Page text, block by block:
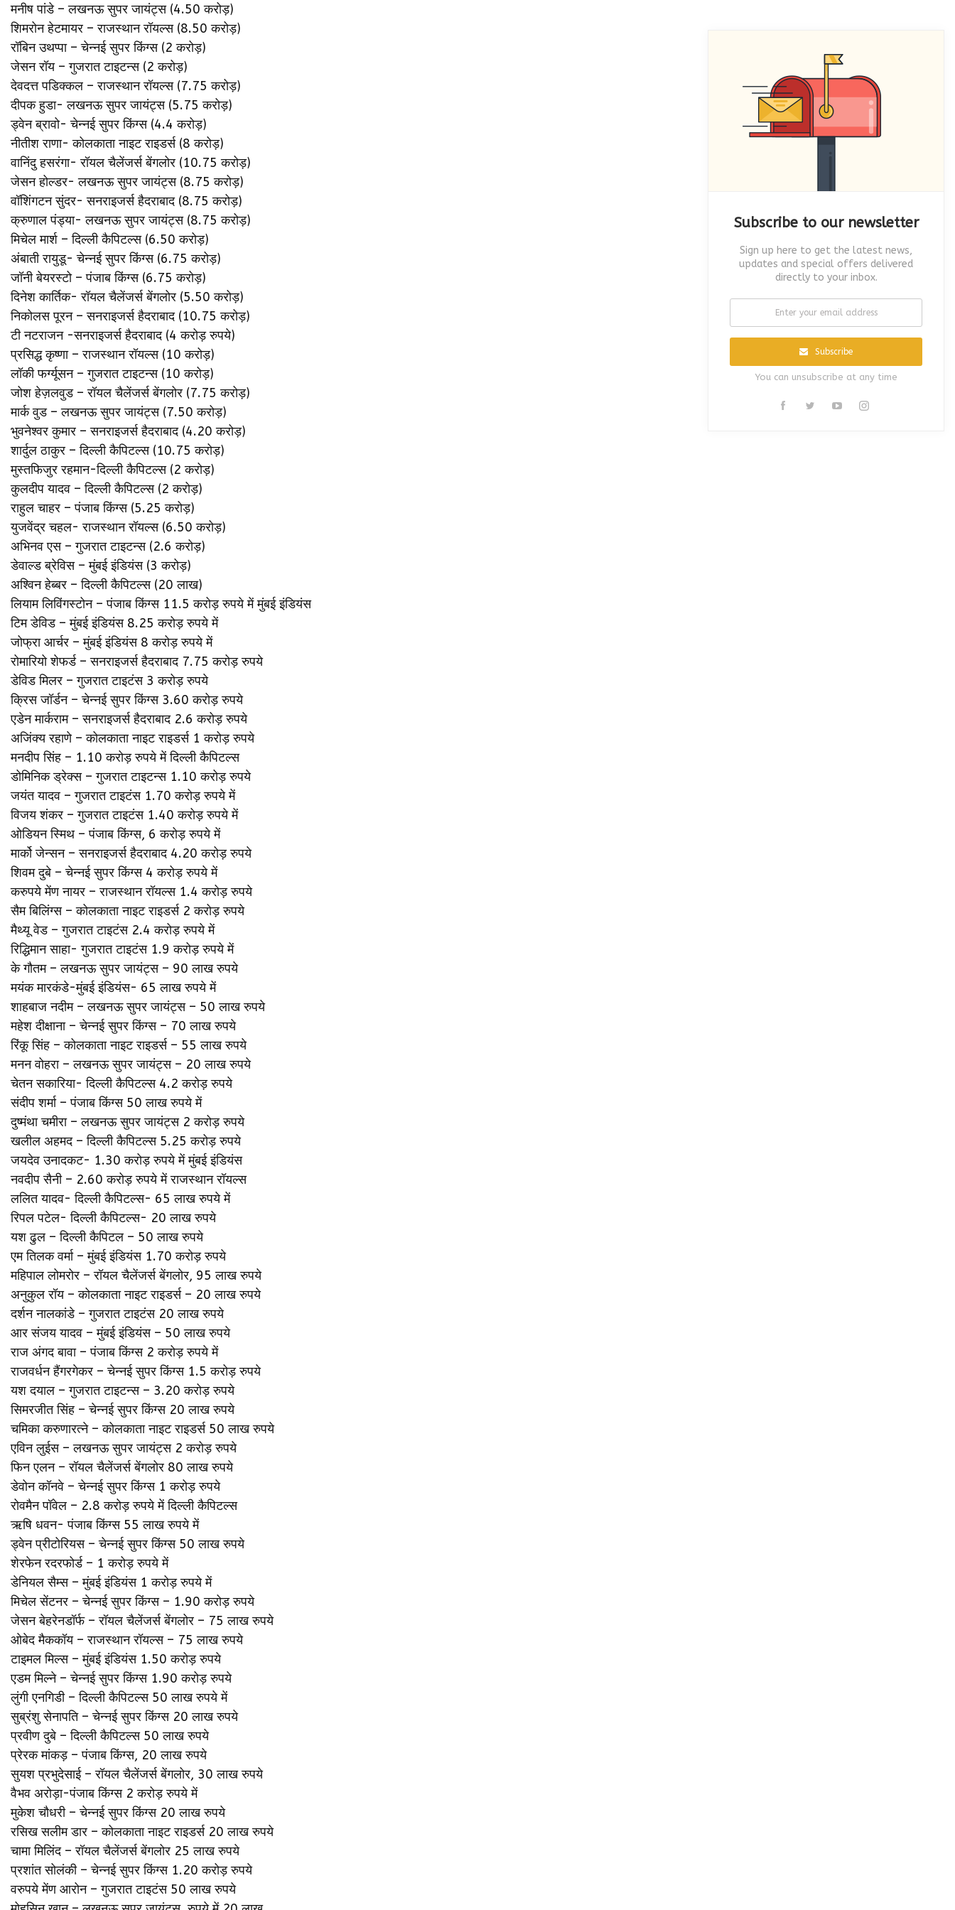
मनीष पांडे – लखनऊ सुपर जायंट्स (4.50 करोड़)
शिमरोन हेटमायर – राजस्थान रॉयल्स (8.50 करोड़)
रॉबिन उथप्पा – चेन्नई सुपर किंग्स (2 करोड़)
जेसन रॉय – गुजरात टाइटन्स (2 करोड़)
देवदत्त पडिक्कल – राजस्थान रॉयल्स (7.75 करोड़)
दीपक हुडा- लखनऊ सुपर जायंट्स (5.75 करोड़)
ड्वेन ब्रावो- चेन्नई सुपर किंग्स (4.4 करोड़)
नीतीश राणा- कोलकाता नाइट राइडर्स (8 करोड़)
वानिंदु हसरंगा- रॉयल चैलेंजर्स बेंगलोर (10.75 करोड़)
जेसन होल्डर- लखनऊ सुपर जायंट्स (8.75 करोड़)
वॉशिंगटन सुंदर- सनराइजर्स हैदराबाद (8.75 करोड़)
क्रुणाल पंड्या- लखनऊ सुपर जायंट्स (8.75 करोड़)
मिचेल मार्श – दिल्ली कैपिटल्स (6.50 करोड़)
अंबाती रायुडू- चेन्नई सुपर किंग्स (6.75 करोड़)
जॉनी बेयरस्टो – पंजाब किंग्स (6.75 करोड़)
दिनेश कार्तिक- रॉयल चैलेंजर्स बेंगलोर (5.50 करोड़)
निकोलस पूरन – सनराइजर्स हैदराबाद (10.75 करोड़)
टी नटराजन -सनराइजर्स हैदराबाद (4 करोड़ रुपये)
प्रसिद्ध कृष्णा – राजस्थान रॉयल्स (10 करोड़)
लॉकी फर्ग्यूसन – गुजरात टाइटन्स (10 करोड़)
जोश हेज़लवुड – रॉयल चैलेंजर्स बेंगलोर (7.75 करोड़)
मार्क वुड – लखनऊ सुपर जायंट्स (7.50 करोड़)
भुवनेश्वर कुमार – सनराइजर्स हैदराबाद (4.20 करोड़)
शार्दुल ठाकुर – दिल्ली कैपिटल्स (10.75 करोड़)
मुस्तफिजुर रहमान-दिल्ली कैपिटल्स (2 करोड़)
कुलदीप यादव – दिल्ली कैपिटल्स (2 करोड़)
राहुल चाहर – पंजाब किंग्स (5.25 करोड़)
युजवेंद्र चहल- राजस्थान रॉयल्स (6.50 करोड़)
अभिनव एस – गुजरात टाइटन्स (2.6 करोड़)
डेवाल्ड ब्रेविस – मुंबई इंडियंस (3 करोड़)
अश्विन हेब्बर – दिल्ली कैपिटल्स (20 लाख)
लियाम लिविंगस्टोन – पंजाब किंग्स 11.5 करोड़ रुपये में मुंबई इंडियंस
टिम डेविड – मुंबई इंडियंस 8.25 करोड़ रुपये में
जोफ्रा आर्चर – मुंबई इंडियंस 8 करोड़ रुपये में
रोमारियो शेफर्ड – सनराइजर्स हैदराबाद 7.75 करोड़ रुपये
डेविड मिलर – गुजरात टाइटंस 3 करोड़ रुपये
क्रिस जॉर्डन – चेन्नई सुपर किंग्स 3.60 करोड़ रुपये
एडेन मार्कराम – सनराइजर्स हैदराबाद 2.6 करोड़ रुपये
अजिंक्य रहाणे – कोलकाता नाइट राइडर्स 1 करोड़ रुपये
मनदीप सिंह – 1.10 करोड़ रुपये में दिल्ली कैपिटल्स
डोमिनिक ड्रेक्स – गुजरात टाइटन्स 1.10 करोड़ रुपये
जयंत यादव – गुजरात टाइटंस 1.70 करोड़ रुपये में
विजय शंकर – गुजरात टाइटंस 1.40 करोड़ रुपये में
ओडियन स्मिथ – पंजाब किंग्स, 6 करोड़ रुपये में
मार्को जेन्सन – सनराइजर्स हैदराबाद 4.20 करोड़ रुपये
शिवम दुबे – चेन्नई सुपर किंग्स 4 करोड़ रुपये में
करुपये मेंण नायर – राजस्थान रॉयल्स 1.4 करोड़ रुपये
सैम बिलिंग्स – कोलकाता नाइट राइडर्स 2 करोड़ रुपये
मैथ्यू वेड – गुजरात टाइटंस 2.4 करोड़ रुपये में
रिद्धिमान साहा- गुजरात टाइटंस 1.9 करोड़ रुपये में
के गौतम – लखनऊ सुपर जायंट्स – 90 लाख रुपये
मयंक मारकंडे-मुंबई इंडियंस- 65 लाख रुपये में
शाहबाज नदीम – लखनऊ सुपर जायंट्स – 50 लाख रुपये
महेश दीक्षाना – चेन्नई सुपर किंग्स – 70 लाख रुपये
रिंकू सिंह – कोलकाता नाइट राइडर्स – 55 लाख रुपये
मनन वोहरा – लखनऊ सुपर जायंट्स – 20 लाख रुपये
चेतन सकारिया- दिल्ली कैपिटल्स 4.2 करोड़ रुपये
संदीप शर्मा – पंजाब किंग्स 50 लाख रुपये में
दुष्मंथा चमीरा – लखनऊ सुपर जायंट्स 2 करोड़ रुपये
खलील अहमद – दिल्ली कैपिटल्स 5.25 करोड़ रुपये
जयदेव उनादकट- 1.30 करोड़ रुपये में मुंबई इंडियंस
नवदीप सैनी – 2.60 करोड़ रुपये में राजस्थान रॉयल्स
ललित यादव- दिल्ली कैपिटल्स- 65 लाख रुपये में
रिपल पटेल- दिल्ली कैपिटल्स- 20 लाख रुपये
यश ढुल – दिल्ली कैपिटल – 50 लाख रुपये
एम तिलक वर्मा – मुंबई इंडियंस 1.70 करोड़ रुपये
महिपाल लोमरोर – रॉयल चैलेंजर्स बेंगलोर, 95 लाख रुपये
अनुकुल रॉय – कोलकाता नाइट राइडर्स – 20 लाख रुपये
दर्शन नालकांडे – गुजरात टाइटंस 20 लाख रुपये
आर संजय यादव – मुंबई इंडियंस – 50 लाख रुपये
राज अंगद बावा – पंजाब किंग्स 2 करोड़ रुपये में
राजवर्धन हैंगरगेकर – चेन्नई सुपर किंग्स 1.5 करोड़ रुपये
यश दयाल – गुजरात टाइटन्स – 3.20 करोड़ रुपये
सिमरजीत सिंह – चेन्नई सुपर किंग्स 20 लाख रुपये
चमिका करुणारत्ने – कोलकाता नाइट राइडर्स 50 लाख रुपये
एविन लुईस – लखनऊ सुपर जायंट्स 2 करोड़ रुपये
फिन एलन – रॉयल चैलेंजर्स बेंगलोर 80 लाख रुपये
डेवोन कॉनवे – चेन्नई सुपर किंग्स 1 करोड़ रुपये
रोवमैन पॉवेल – 2.8 करोड़ रुपये में दिल्ली कैपिटल्स
ऋषि धवन- पंजाब किंग्स 55 लाख रुपये में
ड्वेन प्रीटोरियस – चेन्नई सुपर किंग्स 50 लाख रुपये
शेरफेन रदरफोर्ड – 1 करोड़ रुपये में
डेनियल सैम्स – मुंबई इंडियंस 1 करोड़ रुपये में
मिचेल सेंटनर – चेन्नई सुपर किंग्स – 1.90 करोड़ रुपये
जेसन बेहरेनडॉर्फ – रॉयल चैलेंजर्स बेंगलोर – 75 लाख रुपये
ओबेद मैककॉय – राजस्थान रॉयल्स – 75 लाख रुपये
टाइमल मिल्स – मुंबई इंडियंस 1.50 करोड़ रुपये
एडम मिल्ने – चेन्नई सुपर किंग्स 1.90 करोड़ रुपये
लुंगी एनगिडी – दिल्ली कैपिटल्स 50 लाख रुपये में
सुब्रंशु सेनापति – चेन्नई सुपर किंग्स 20 लाख रुपये
प्रवीण दुबे – दिल्ली कैपिटल्स 50 लाख रुपये
प्रेरक मांकड़ – पंजाब किंग्स, 20 लाख रुपये
सुयश प्रभुदेसाई – रॉयल चैलेंजर्स बेंगलोर, 30 लाख रुपये
वैभव अरोड़ा-पंजाब किंग्स 2 करोड़ रुपये में
मुकेश चौधरी – चेन्नई सुपर किंग्स 20 लाख रुपये
रसिख सलीम डार – कोलकाता नाइट राइडर्स 20 लाख रुपये
चामा मिलिंद – रॉयल चैलेंजर्स बेंगलोर 25 लाख रुपये
प्रशांत सोलंकी – चेन्नई सुपर किंग्स 1.20 करोड़ रुपये
वरुपये मेंण आरोन – गुजरात टाइटंस 50 लाख रुपये
Subscribe to our newsletter
Sign up here to get the latest news,
updates and special offers delivered
directly to your inbox.
Subscribe
You can unsubscribe at any time